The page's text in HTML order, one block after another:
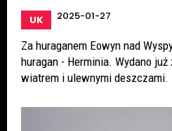
UK 2025-01-27
Za huraganem Eowyn nad
huragan - Herminia. Wydano
wiatrem i ulewnymi deszczami.